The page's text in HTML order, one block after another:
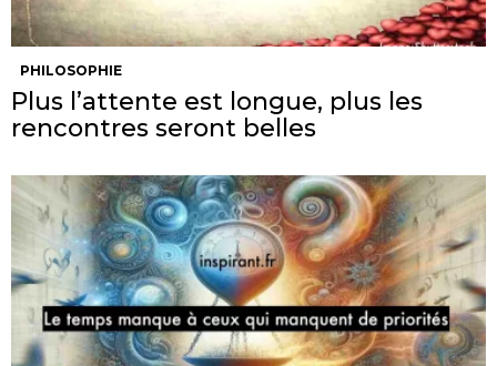
PHILOSOPHIE
Plus l’attente est longue, plus les
rencontres seront belles